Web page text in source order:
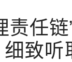
任链”
致